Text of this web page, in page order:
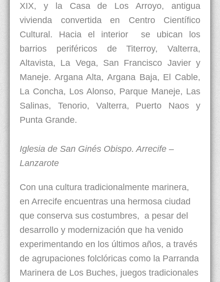
XIX, y la Casa de Los Arroyo, antigua
vivienda convertida en Centro Científico
Cultural. Hacia el interior se ubican los
barrios periféricos de Titerroy, Valterra,
Altavista, La Vega, San Francisco Javier y
Maneje. Argana Alta, Argana Baja, El Cable,
La Concha, Los Alonso, Parque Maneje, Las
Salinas, Tenorio, Valterra, Puerto Naos y
Punta Grande.
Iglesia de San Ginés Obispo. Arrecife –
Lanzarote
Con una cultura tradicionalmente marinera,
en Arrecife encuentras una hermosa ciudad
que conserva sus costumbres, a pesar del
desarrollo y modernización que ha venido
experimentando en los últimos años, a través
de agrupaciones folclóricas como la Parranda
Marinera de Los Buches, juegos tradicionales